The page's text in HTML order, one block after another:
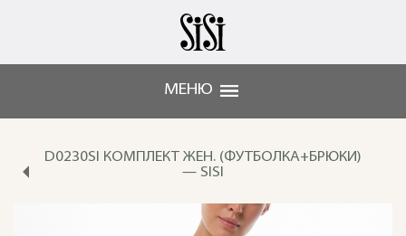
МЕНЮ
D0230SI КОМПЛЕКТ ЖЕН. (ФУТБОЛКА+БРЮКИ)
— SISI